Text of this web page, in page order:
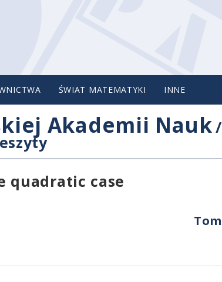
ŚWIAT MATEMATYKI INNE
Akademii Nauk/
quadratic case